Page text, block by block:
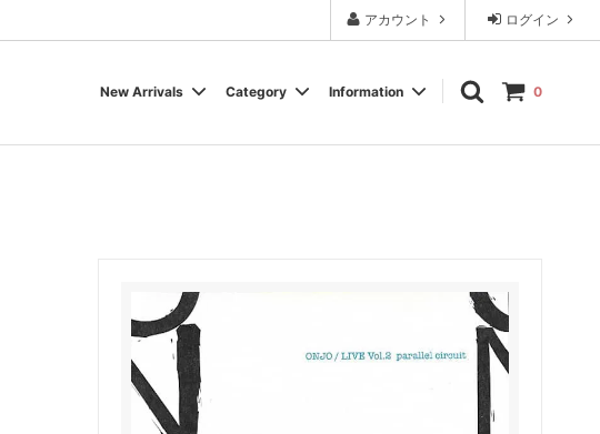
ログイン
アカウント
0
New Arrivals Category Information